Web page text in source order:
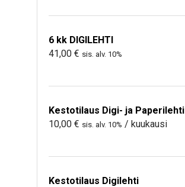
6 kk DIGILEHTI
41,00 € sis. alv. 10%
Kestotilaus Digi- ja Paperilehti
10,00 € sis. alv. 10% / kuukausi
Kestotilaus Digilehti